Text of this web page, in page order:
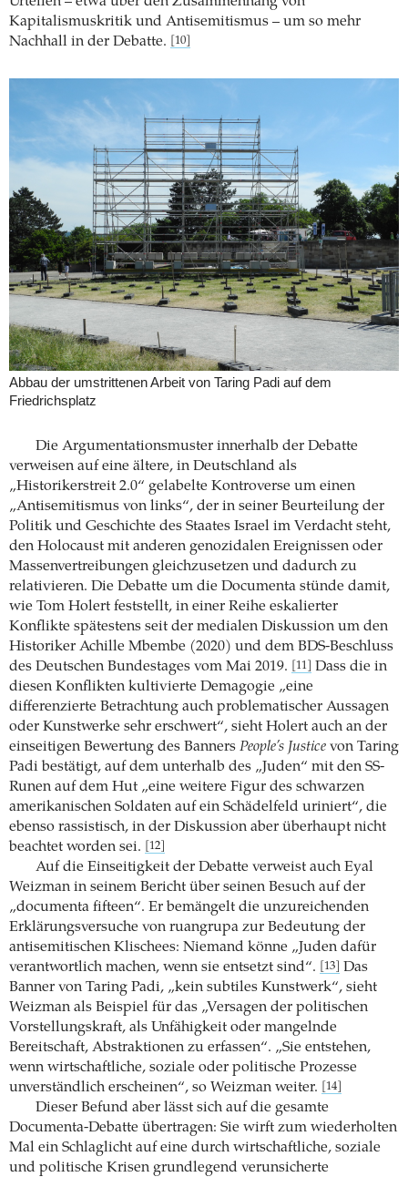
Kapitalismuskritik und Antisemitismus – um so mehr
Nachhall in der Debatte.
[10]
Abbau der umstrittenen Arbeit von Taring Padi auf dem
Friedrichsplatz
Die Argumentationsmuster innerhalb der Debatte
verweisen auf eine ältere, in Deutschland als
„Historikerstreit 2.0“ gelabelte Kontroverse um einen
„Antisemitismus von links“, der in seiner Beurteilung der
Politik und Geschichte des Staates Israel im Verdacht steht,
den Holocaust mit anderen genozidalen Ereignissen oder
Massenvertreibungen gleichzusetzen und dadurch zu
relativieren. Die Debatte um die Documenta stünde damit,
wie Tom Holert feststellt, in einer Reihe eskalierter
Konflikte spätestens seit der medialen Diskussion um den
Historiker Achille Mbembe (2020) und dem BDS-Beschluss
des Deutschen Bundestages vom Mai 2019.
[11]
Dass die in
diesen Konflikten kultivierte Demagogie „eine
differenzierte Betrachtung auch problematischer Aussagen
oder Kunstwerke sehr erschwert“, sieht Holert auch an der
einseitigen Bewertung des Banners People’s Justice von Taring
Padi bestätigt, auf dem unterhalb des „Juden“ mit den SS-
Runen auf dem Hut „eine weitere Figur des schwarzen
amerikanischen Soldaten auf ein Schädelfeld uriniert“, die
ebenso rassistisch, in der Diskussion aber überhaupt nicht
beachtet worden sei.
[12]
Auf die Einseitigkeit der Debatte verweist auch Eyal
Weizman in seinem Bericht über seinen Besuch auf der
„documenta fifteen“. Er bemängelt die unzureichenden
Erklärungsversuche von ruangrupa zur Bedeutung der
antisemitischen Klischees: Niemand könne „Juden dafür
verantwortlich machen, wenn sie entsetzt sind“.
[13]
Das
Banner von Taring Padi, „kein subtiles Kunstwerk“, sieht
Weizman als Beispiel für das „Versagen der politischen
Vorstellungskraft, als Unfähigkeit oder mangelnde
Bereitschaft, Abstraktionen zu erfassen“. „Sie entstehen,
wenn wirtschaftliche, soziale oder politische Prozesse
unverständlich erscheinen“, so Weizman weiter.
[14]
Dieser Befund aber lässt sich auf die gesamte
Documenta-Debatte übertragen: Sie wirft zum wiederholten
Mal ein Schlaglicht auf eine durch wirtschaftliche, soziale
und politische Krisen grundlegend verunsicherte